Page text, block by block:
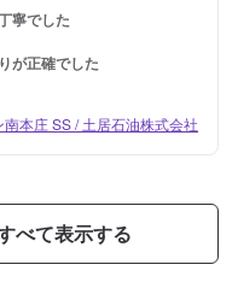
寧でした
が正確でした
本庄 SS / 土居石油株式会社
べて表示する